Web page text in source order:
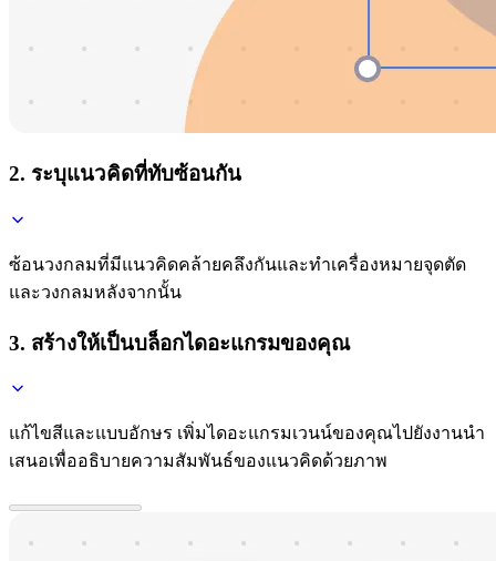
2. ระบุแนวคิดที่ทับซ้อนกัน
ซ้อนวงกลมที่มีแนวคิดคล้ายคลึงกันและทำเครื่องหมายจุดตัด
และวงกลมหลังจากนั้น
3. สร้างให้เป็นบล็อกไดอะแกรมของคุณ
แก้ไขสีและแบบอักษร เพิ่มไดอะแกรมเวนน์ของคุณไปยังงานนำ
เสนอเพื่ออธิบายความสัมพันธ์ของแนวคิดด้วยภาพ